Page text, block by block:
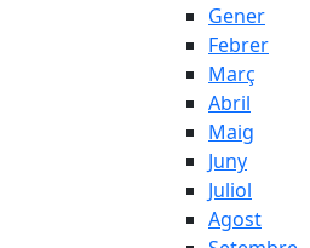
Gener
Febrer
Març
Abril
Maig
Juny
Juliol
Agost